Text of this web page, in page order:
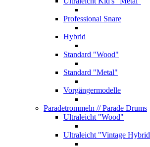
Professional Snare
Hybrid
Standard "Wood"
Standard "Metal"
Vorgängermodelle
Paradetrommeln // Parade Drums
Ultraleicht "Wood"
Ultraleicht "Vintage